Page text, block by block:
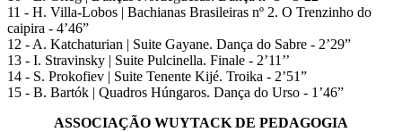
11 - H. Villa-Lobos | Bachianas Brasileiras nº 2. O Trenzinho do
caipira - 4’46”
12 - A. Katchaturian | Suite Gayane. Dança do Sabre - 2’29”
13 - I. Stravinsky | Suite Pulcinella. Finale - 2’11’’
14 - S. Prokofiev | Suite Tenente Kijé. Troika - 2’51”
15 - B. Bartók | Quadros Húngaros. Dança do Urso - 1’46”
ASSOCIAÇÃO WUYTACK DE PEDAGOGIA